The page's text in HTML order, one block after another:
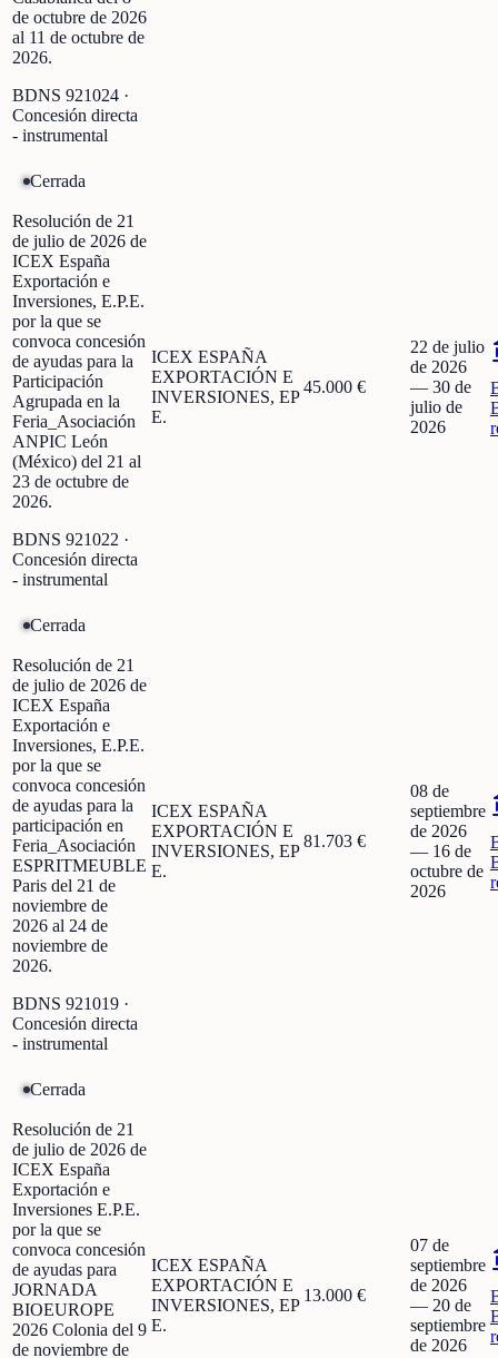
de octubre de 2026
al 11 de octubre de
2026.
BDNS 921024 ·
Concesión directa
- instrumental
Cerrada
Resolución de 21
de julio de 2026 de
ICEX España
Exportación e
Inversiones, E.P.E.
por la que se
convoca concesión
de ayudas para la
Participación
Agrupada en la
Feria_Asociación
ANPIC León
(México) del 21 al
23 de octubre de
2026.
BDNS 921022 ·
Concesión directa
- instrumental
ICEX ESPAÑA
EXPORTACIÓN E
INVERSIONES, EP
E.
45.000 €
22 de julio
de 2026
— 30 de
julio de
2026
Cerrada
Resolución de 21
de julio de 2026 de
ICEX España
Exportación e
Inversiones, E.P.E.
por la que se
convoca concesión
de ayudas para la
participación en
Feria_Asociación
ESPRITMEUBLE
Paris del 21 de
noviembre de
2026 al 24 de
noviembre de
2026.
BDNS 921019 ·
Concesión directa
- instrumental
ICEX ESPAÑA
EXPORTACIÓN E
INVERSIONES, EP
E.
81.703 €
08 de
septiembre
de 2026
— 16 de
octubre de
2026
Cerrada
Resolución de 21
de julio de 2026 de
ICEX España
Exportación e
Inversiones E.P.E.
por la que se
convoca concesión
de ayudas para
JORNADA
BIOEUROPE
2026 Colonia del 9
de noviembre de
ICEX ESPAÑA
EXPORTACIÓN E
INVERSIONES, EP
E.
13.000 €
07 de
septiembre
de 2026
— 20 de
septiembre
de 2026